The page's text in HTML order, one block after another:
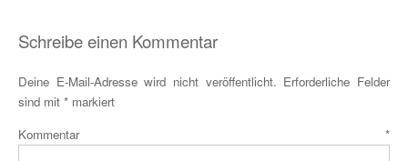
Schreibe einen Kommentar
Deine E-Mail-Adresse wird nicht veröffentlicht. Erforderliche Felder
sind mit * markiert
Kommentar *